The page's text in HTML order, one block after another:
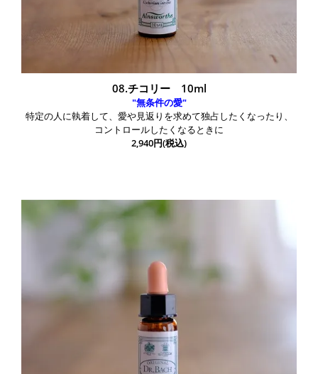
08.チコリー 10ml
"無条件の愛"
特定の人に執着して、愛や見返りを求めて独占したくなったり、
コントロールしたくなるときに
2,940円(税込)